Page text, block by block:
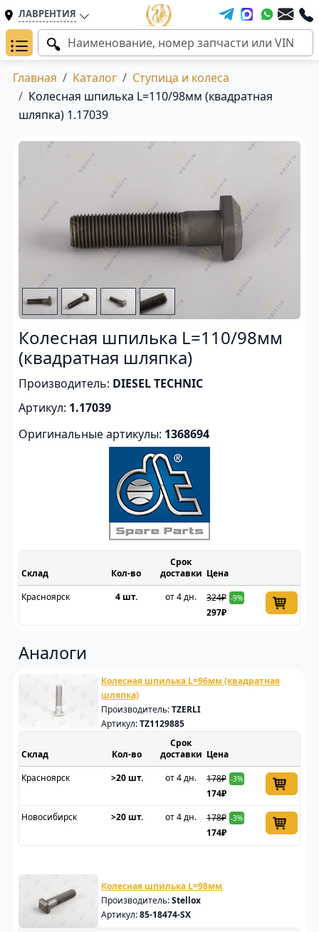
ЛАВРЕНТИЯ
Главная Каталог
Ступица и колеса
Колесная шпилька L=110/98мм (квадратная
шляпка) 1.17039
Колесная шпилька L=110/98мм
(квадратная шляпка)
Производитель: DIESEL TECHNIC
Артикул: 1.17039
Оригинальные артикулы: 1368694
Склад
Срок
доставки Цена
Красноярск
4 шт. от 4 дн. 324₽ -9%
297₽
Аналоги
Колесная шпилька L=96мм (квадратная
шляпка)
Производитель:TZERLI
Артикул:TZ1129885
Склад
Срок
доставки Цена
Красноярск
>20 шт. от 4 дн. 178₽ -3%
174₽
Новосибирск
>20 шт. от 4 дн. 178₽ -3%
174₽
Колесная шпилька L=98мм
Производитель:Stellox
Артикул:85-18474-SX